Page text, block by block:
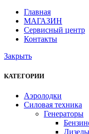
Главная
МАГАЗИН
Сервисный центр
Контакты
Закрыть
КАТЕГОРИИ
Аэролодки
Силовая техника
Генераторы